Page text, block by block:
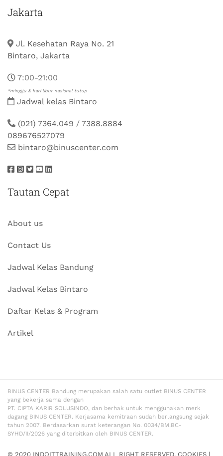
Jakarta
Jl. Kesehatan Raya No. 21
Bintaro, Jakarta
7:00-21:00
*minggu & hari libur nasional tutup
Jadwal kelas Bintaro
(021) 7364.049 / 7388.8884
089676527079
bintaro@binuscenter.com
Tautan Cepat
About us
Contact Us
Jadwal Kelas Bandung
Jadwal Kelas Bintaro
Daftar Kelas & Program
Artikel
BINUS CENTER Bandung merupakan salah satu outlet BINUS CENTER
yang bekerja sama dengan
PT. CIPTA KARIR SOLUSINDO, dan berhak untuk menggunakan merk
dagang BINUS CENTER. Kerjasama kemitraan sudah berlangsung sejak
tahun 2007. Berdasarkan surat keterangan No. 0034/BM.BC-
SYHD/II/2026 yang diterbitkan oleh BINUS CENTER.
© 2020 INDOITTRAINING.COM ALL RIGHT RESERVED. COOKIES |